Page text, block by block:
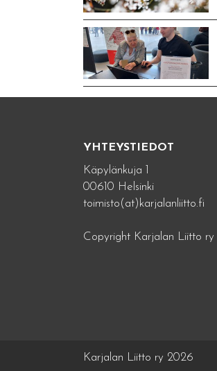
YHTEYSTIEDOT
Käpylänkuja 1
00610 Helsinki
toimisto(at)karjalanliitto.fi
Copyright Karjalan Liitto ry
Karjalan Liitto ry 2026